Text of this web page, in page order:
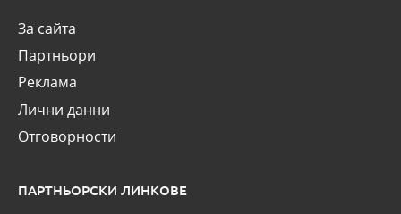
За сайта
Партньори
Реклама
Лични данни
Отговорности
ПАРТНЬОРСКИ ЛИНКОВЕ